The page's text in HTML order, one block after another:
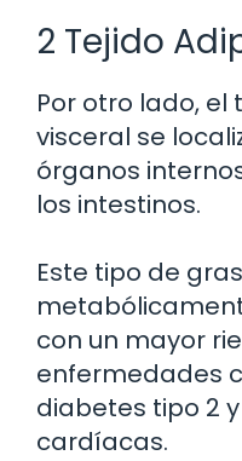
2 Tejido
Por otro lado, el
visceral se
órganos
los intestinos.
Este tipo de
con un mayor
enfermedades
diabetes tipo 2
cardíacas.